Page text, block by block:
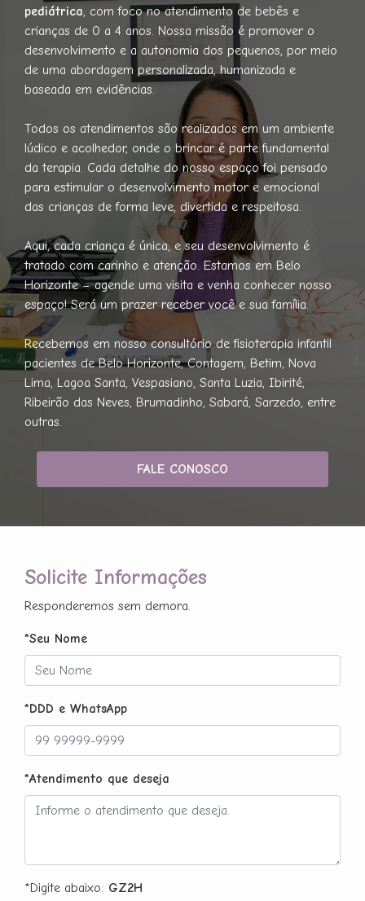
pediátrica, com foco no atendimento de bebês e
crianças de 0 a 4 anos. Nossa missão é promover o
desenvolvimento e a autonomia dos pequenos, por meio
de uma abordagem personalizada, humanizada e
baseada em evidências.
Todos os atendimentos são realizados em um ambiente
lúdico e acolhedor, onde o brincar é parte fundamental
da terapia. Cada detalhe do nosso espaço foi pensado
para estimular o desenvolvimento motor e emocional
das crianças de forma leve, divertida e respeitosa.
Aqui, cada criança é única, e seu desenvolvimento é
tratado com carinho e atenção. Estamos em Belo
Horizonte – agende uma visita e venha conhecer nosso
espaço! Será um prazer receber você e sua família.
Recebemos em nosso consultório de fisioterapia infantil
pacientes de Belo Horizonte, Contagem, Betim, Nova
Lima, Lagoa Santa, Vespasiano, Santa Luzia, Ibirité,
Ribeirão das Neves, Brumadinho, Sabará, Sarzedo, entre
outras.
FALE CONOSCO
Solicite Informações
Responderemos sem demora.
*Seu Nome
*DDD e WhatsApp
*Atendimento que deseja
*Digite abaixo: GZ2H